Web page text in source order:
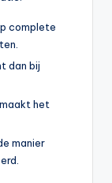
complete
dan bij
het
manier